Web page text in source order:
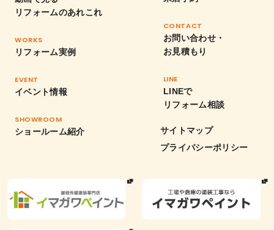
リフォームのあれこれ
WORKS
リフォーム実例
EVENT
イベント情報
SHOWROOM
ショールーム紹介
CONTACT
お問い合わせ・
お見積もり
LINE
LINEで
リフォーム相談
サイトマップ
プライバシーポリシー